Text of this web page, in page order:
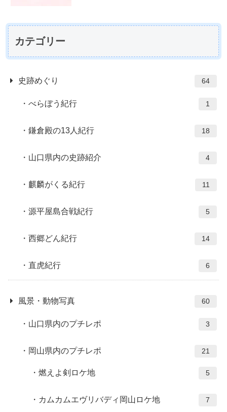
カテゴリー
史跡めぐり 64
べらぼう紀行 1
鎌倉殿の13人紀行 18
山口県内の史跡紹介 4
麒麟がくる紀行 11
源平屋島合戦紀行 5
西郷どん紀行 14
直虎紀行 6
風景・動物写真 60
山口県内のプチレポ 3
岡山県内のプチレポ 21
燃えよ剣ロケ地 5
カムカムエヴリバディ岡山ロケ地 7